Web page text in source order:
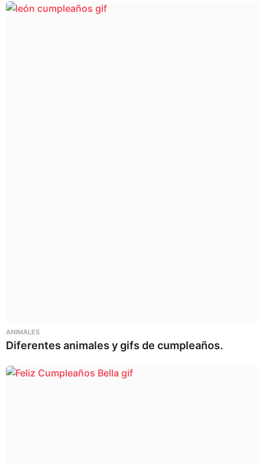
ANIMALES
Diferentes animales y gifs de cumpleaños.